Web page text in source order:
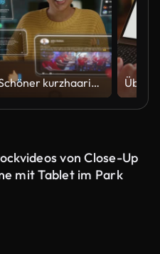
Schöner kurzhaariger Projektmanager, der im Büro am Computer arbeitet. Augmented-Reality-Social-Media-Symbole erscheinen vom Laptop des Arbeiters. Internet der Dinge, Internetkonnektivität und Online-Konzept.
von Close-Up
mit Tablet im Park